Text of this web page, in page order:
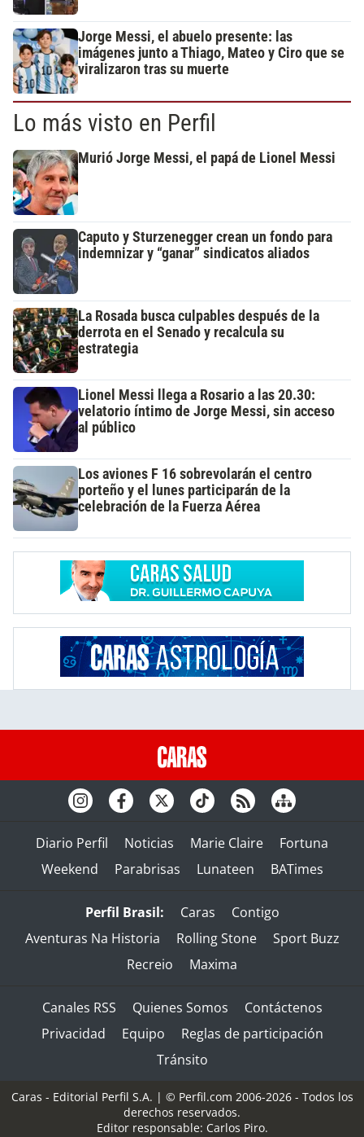
Jorge Messi, el abuelo presente: las
imágenes junto a Thiago, Mateo y Ciro que se
viralizaron tras su muerte
Lo más visto en Perfil
Murió Jorge Messi, el papá de Lionel Messi
Caputo y Sturzenegger crean un fondo para
indemnizar y “ganar” sindicatos aliados
La Rosada busca culpables después de la
derrota en el Senado y recalcula su
estrategia
Lionel Messi llega a Rosario a las 20.30:
velatorio íntimo de Jorge Messi, sin acceso
al público
Los aviones F 16 sobrevolarán el centro
porteño y el lunes participarán de la
celebración de la Fuerza Aérea
Diario Perfil Noticias Marie Claire
Fortuna
Weekend
Parabrisas Lunateen BATimes
Perfil Brasil: Caras
Contigo
Aventuras Na Historia
Rolling Stone
Sport Buzz
Recreio
Maxima
Canales RSS Quienes Somos
Contáctenos
Privacidad
Equipo
Reglas de participación
Tránsito
Caras - Editorial Perfil S.A. | © Perfil.com 2006-2026 - Todos los
derechos reservados.
Editor responsable: Carlos Piro.